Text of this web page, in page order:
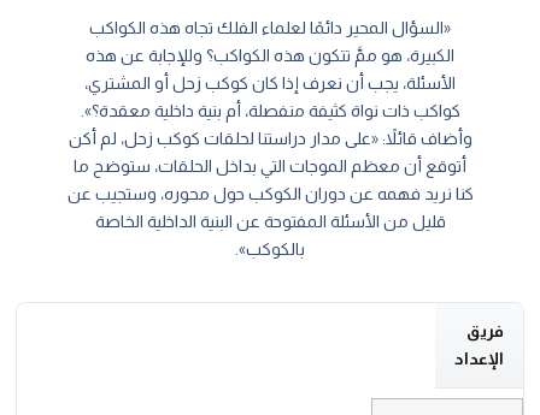
«السؤال المحير دائمًا لعلماء الفلك تجاه هذه الكواكب
الكبيرة، هو ممَّ تتكون هذه الكواكب؟ وللإجابة عن هذه
الأسئلة، يجب أن نعرف إذا كان كوكب زحل أو المشتري،
كواكب ذات نواة كثيفة منفصلة، أم بنية داخلية معقدة؟».
وأضاف قائلاً: «على مدار دراستنا لحلقات كوكب زحل، لم أكن
أتوقع أن معظم الموجات التي بداخل الحلقات، ستوضح ما
كنا نريد فهمه عن دوران الكوكب حول محوره، وستجيب عن
قليل من الأسئلة المفتوحة عن البنية الداخلية الخاصة
بالكوكب».
فريق
الإعداد